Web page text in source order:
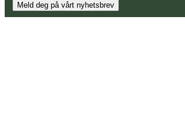
Meld deg på vårt nyhetsbrev